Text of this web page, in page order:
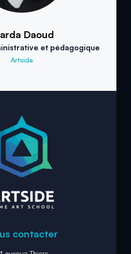
Daoud
et pédagogique
Artside
contacter